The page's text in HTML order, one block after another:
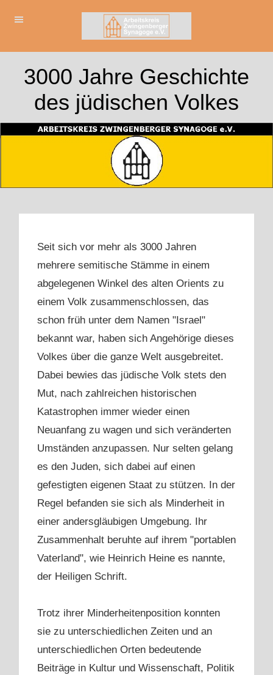
3000 Jahre Geschichte
des jüdischen Volkes
Seit sich vor mehr als 3000 Jahren
mehrere semitische Stämme in einem
abgelegenen Winkel des alten Orients zu
einem Volk zusammenschlossen, das
schon früh unter dem Namen "Israel"
bekannt war, haben sich Angehörige dieses
Volkes über die ganze Welt ausgebreitet.
Dabei bewies das jüdische Volk stets den
Mut, nach zahlreichen historischen
Katastrophen immer wieder einen
Neuanfang zu wagen und sich veränderten
Umständen anzupassen. Nur selten gelang
es den Juden, sich dabei auf einen
gefestigten eigenen Staat zu stützen. In der
Regel befanden sie sich als Minderheit in
einer andersgläubigen Umgebung. Ihr
Zusammenhalt beruhte auf ihrem "portablen
Vaterland", wie Heinrich Heine es nannte,
der Heiligen Schrift.
Trotz ihrer Minderheitenposition konnten
sie zu unterschiedlichen Zeiten und an
unterschiedlichen Orten bedeutende
Beiträge in Kultur und Wissenschaft, Politik